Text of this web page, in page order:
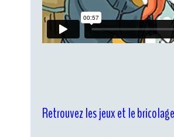
Retrouvez les jeux et le